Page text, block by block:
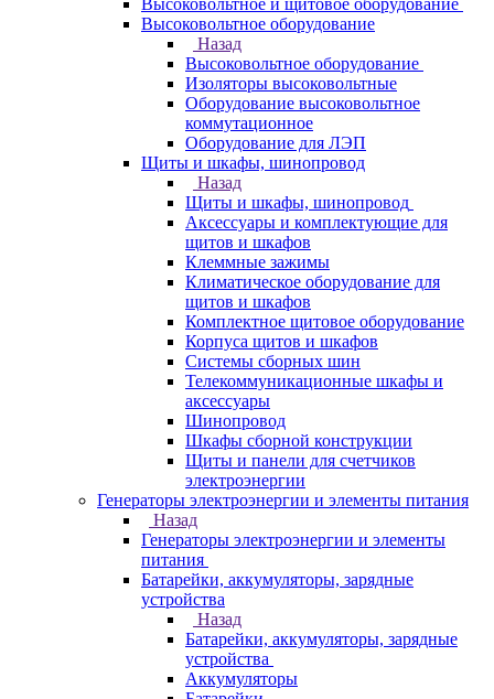
Высоковольтное и щитовое оборудование
Высоковольтное оборудование
Назад
Высоковольтное оборудование
Изоляторы высоковольтные
Оборудование высоковольтное
коммутационное
Оборудование для ЛЭП
Щиты и шкафы, шинопровод
Назад
Щиты и шкафы, шинопровод
Аксессуары и комплектующие для
щитов и шкафов
Клеммные зажимы
Климатическое оборудование для
щитов и шкафов
Комплектное щитовое оборудование
Корпуса щитов и шкафов
Системы сборных шин
Телекоммуникационные шкафы и
аксессуары
Шинопровод
Шкафы сборной конструкции
Щиты и панели для счетчиков
электроэнергии
Генераторы электроэнергии и элементы питания
Назад
Генераторы электроэнергии и элементы
питания
Батарейки, аккумуляторы, зарядные
устройства
Назад
Батарейки, аккумуляторы, зарядные
устройства
Аккумуляторы